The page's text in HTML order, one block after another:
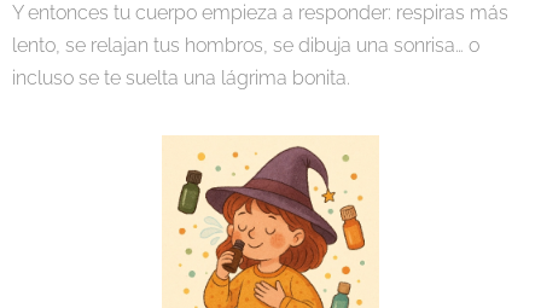
Y entonces tu cuerpo empieza a responder: respiras más
lento, se relajan tus hombros, se dibuja una sonrisa… o
incluso se te suelta una lágrima bonita.